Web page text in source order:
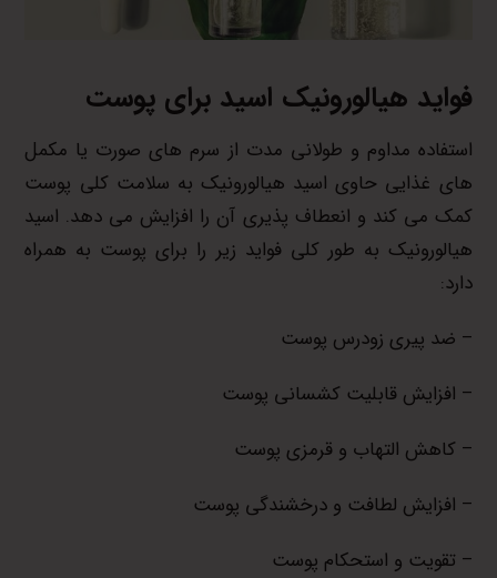
فواید هیالورونیک اسید برای پوست
استفاده مداوم و طولانی مدت از سرم های صورت یا مکمل
های غذایی حاوی اسید هیالورونیک به سلامت کلی پوست
کمک می کند و انعطاف پذیری آن را افزایش می دهد. اسید
هیالورونیک به طور کلی فواید زیر را برای پوست به همراه
دارد:
– ضد پیری زودرس پوست
– افزایش قابلیت کشسانی پوست
– کاهش التهاب و قرمزی پوست
– افزایش لطافت و درخشندگی پوست
– تقویت و استحکام پوست